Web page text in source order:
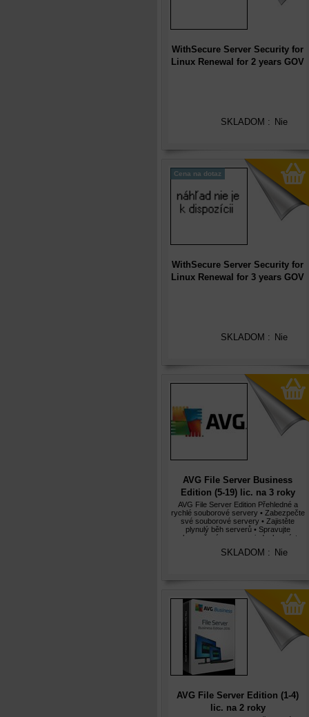
WithSecure Server Security for
Linux Renewal for 2 years GOV
SKLADOM : Nie
WithSecure Server Security for
Linux Renewal for 3 years GOV
SKLADOM : Nie
Cena na dotaz
AVG File Server Business
Edition (5-19) lic. na 3 roky
AVG File Server Edition Přehledné a
rychlé souborové servery • Zabezpečte
své souborové servery • Zajistěte
plynulý běh serverů • Spravujte
zabezpečení serveru z jednoho místa
poskytují oceněnou ochranu soubor
SKLADOM : Nie
AVG File Server Edition (1-4)
lic. na 2 roky